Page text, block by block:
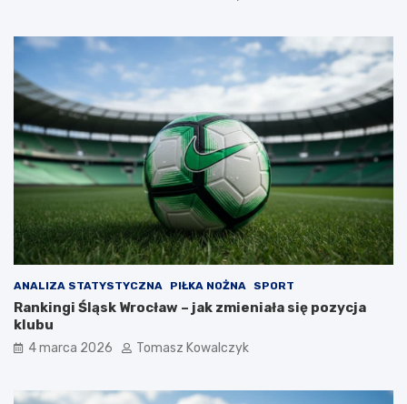
ANALIZA STATYSTYCZNA PIŁKA NOŻNA SPORT
Rankingi Śląsk Wrocław – jak zmieniała się pozycja
klubu
4 marca 2026 Tomasz Kowalczyk